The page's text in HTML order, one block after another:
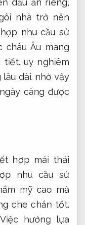
dấu ấn riêng,
nhà trở nên
nhu cầu sử
châu Âu mang
tiết. uy nghiêm
dài. nhờ vậy
càng được
hợp mái thái
nhu cầu sử
mỹ cao mà
che chắn tốt.
Việc hướng lựa